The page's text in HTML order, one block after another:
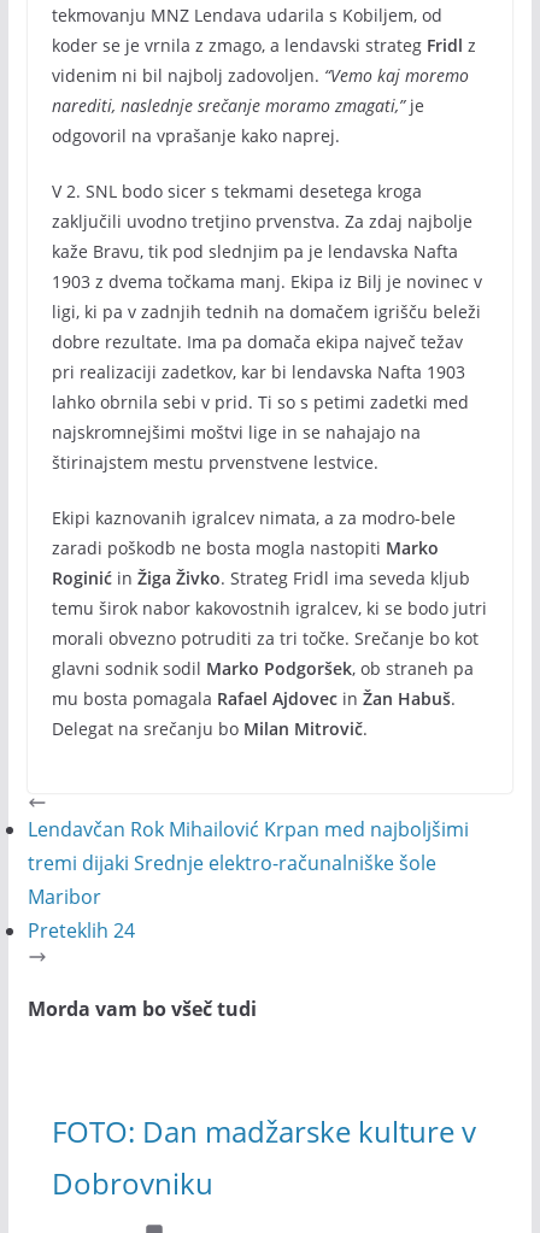
tekmovanju MNZ Lendava udarila s Kobiljem, od
koder se je vrnila z zmago, a lendavski strateg Fridl z
videnim ni bil najbolj zadovoljen. “Vemo kaj moremo
narediti, naslednje srečanje moramo zmagati,” je
odgovoril na vprašanje kako naprej.
V 2. SNL bodo sicer s tekmami desetega kroga
zaključili uvodno tretjino prvenstva. Za zdaj najbolje
kaže Bravu, tik pod slednjim pa je lendavska Nafta
1903 z dvema točkama manj. Ekipa iz Bilj je novinec v
ligi, ki pa v zadnjih tednih na domačem igrišču beleži
dobre rezultate. Ima pa domača ekipa največ težav
pri realizaciji zadetkov, kar bi lendavska Nafta 1903
lahko obrnila sebi v prid. Ti so s petimi zadetki med
najskromnejšimi moštvi lige in se nahajajo na
štirinajstem mestu prvenstvene lestvice.
Ekipi kaznovanih igralcev nimata, a za modro-bele
zaradi poškodb ne bosta mogla nastopiti Marko
Roginićin Žiga Živko. Strateg Fridl ima seveda kljub
temu širok nabor kakovostnih igralcev, ki se bodo jutri
morali obvezno potruditi za tri točke. Srečanje bo kot
glavni sodnik sodil Marko Podgoršek, ob straneh pa
mu bosta pomagala Rafael Ajdovecin Žan Habuš.
Delegat na srečanju bo Milan Mitrovič.
Lendavčan Rok Mihailović Krpan med najboljšimi
tremi dijaki Srednje elektro-računalniške šole
Maribor
Preteklih 24
Morda vam bo všeč tudi
FOTO: Dan madžarske kulture v
Dobrovniku